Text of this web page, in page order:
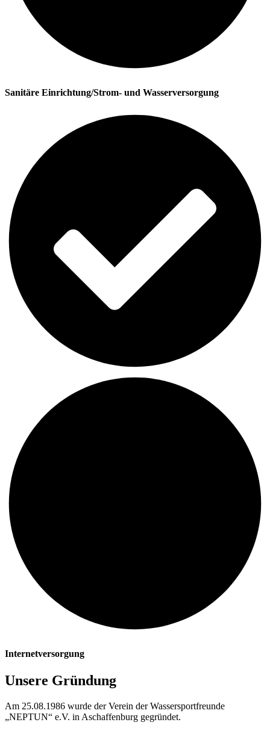
Sanitäre Einrichtung/Strom- und Wasserversorgung
Internetversorgung
Unsere Gründung
Am 25.08.1986 wurde der Verein der Wassersportfreunde
„NEPTUN“ e.V. in Aschaffenburg gegründet.